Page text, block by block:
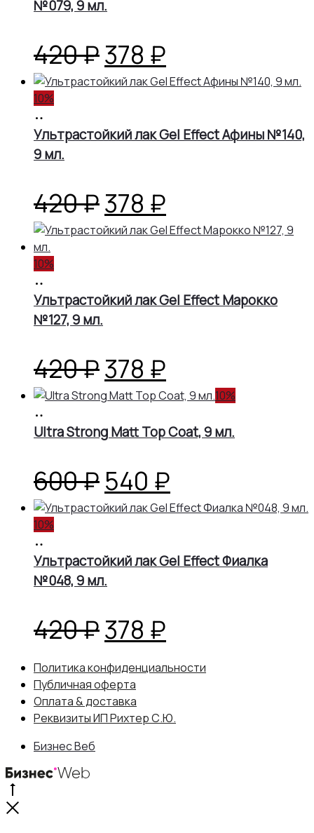
№079, 9 мл.
420₽Первоначальная
цена
составляла
378 ₽
цена:
378 ₽.
10%
корзину
Ультрастойкий лак Gel Effect Афины №140,
9 мл.
420₽Первоначальная
цена
420 ₽.
378 ₽
цена:
10%
корзину
Ультрастойкий лак Gel Effect Марокко
№127, 9 мл.
420₽Первоначальная
цена
составляла
420 ₽.
378 ₽
цена:
378 ₽.
10%
корзину
Ultra Strong Matt Top Coat, 9 мл.
600₽Первоначальная
цена
составляла
600 ₽.
540 ₽
цена:
540 ₽.
10%
корзину
Ультрастойкий лак Gel Effect Фиалка
№048, 9 мл.
420₽Первоначальная
цена
составляла
378 ₽
цена:
Политика конфиденциальности
Публичная оферта
Оплата & доставка
Реквизиты ИП Рихтер С.Ю.
Бизнес Веб